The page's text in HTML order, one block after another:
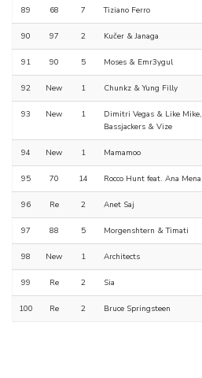
89 68 7 Tiziano Ferro
90 97 2 Kučer & Janaga
91 90 5 Moses & Emr3ygul
92 New 1 Chunkz & Yung Filly
93 New 1
Dimitri Vegas & Like Mike,
Bassjackers & Vize
94 New 1 Mamamoo
95 70 14 Rocco Hunt feat. Ana Mena
96 Re 2 Anet Saj
97 88 5 Morgenshtern & Timati
98 New 1 Architects
99 Re 2 Sia
100 Re 2 Bruce Springsteen